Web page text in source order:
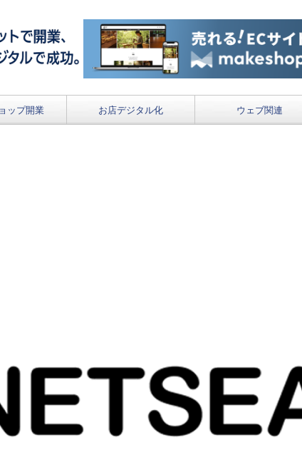
ップ開業 お店デジタル化 ウェブ関連